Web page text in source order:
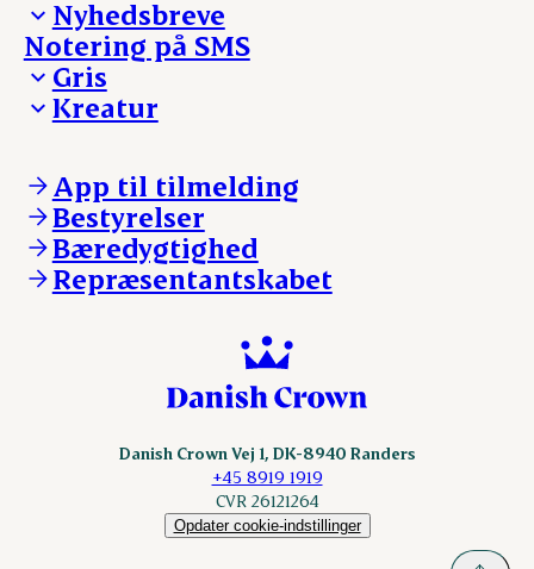
Nyhedsbreve
Madinspiration - nyhedsbrev
Notering på SMS
Gris
Ejerinformation
Nyheder
Login
Kreatur
Kontakt os
Notering
Nyheder
Login
App til tilmelding
Bestyrelser
Bæredygtighed
Repræsentantskabet
Danish Crown Vej 1, DK-8940 Randers
+45 8919 1919
CVR 26121264
Opdater cookie-indstillinger